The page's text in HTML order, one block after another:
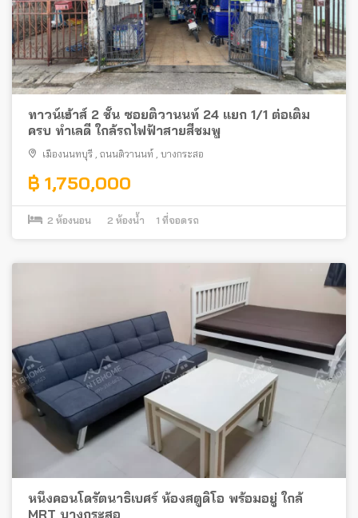
ทาวน์เฮ้าส์ 2 ชั้น ซอยติวานนท์ 24 แยก 1/1 ต่อเติม
ครบ ทำเลดี ใกล้รถไฟฟ้าสายสีชมพู
เมืองนนทบุรี ถนนติวานนท์ บางกระสอ
฿ 1,750,000
2 ห้องนอน 2 ห้องน้ำ 1 ที่จอดรถ
หนึ่งคอนโดรัตนาธิเบศร์ ห้องสตูดิโอ พร้อมอยู่ ใกล้
MRT บางกระสอ